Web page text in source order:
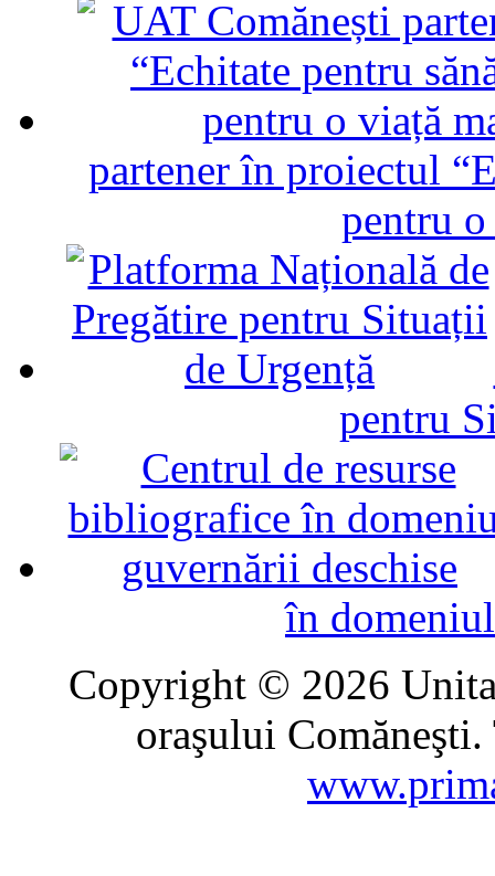
partener în proiectul
pentru
pentru
în
Copyright © 2026
oraşului